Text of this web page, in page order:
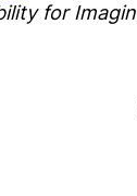
for